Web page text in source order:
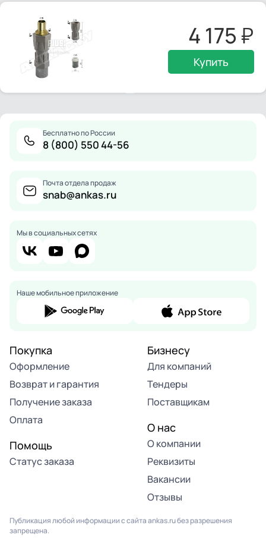
4 175
Купить
Бесплатно по России
8 (800) 550 44-56
Почта отдела продаж
snab@ankas.ru
Мы в социальных сетях
Наше мобильное приложение
Покупка
Оформление
Возврат и гарантия
Получение заказа
Оплата
Помощь
Статус заказа
Бизнесу
Для компаний
Тендеры
Поставщикам
О нас
О компании
Реквизиты
Вакансии
Отзывы
Публикация любой информации с сайта ankas.ru без разрешения
запрещена.